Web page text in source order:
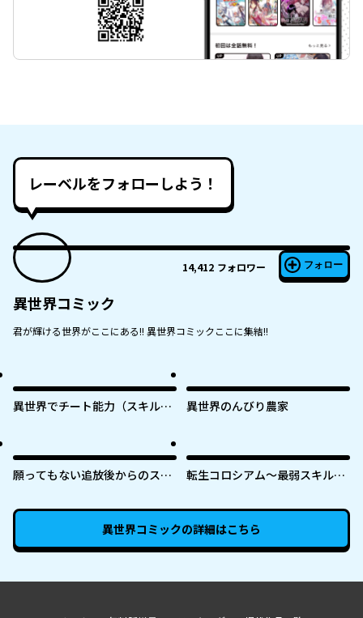
レーベルをフォローしよう！
14,412 フォロワー フォロー
異世界コミック
君が輝ける世界がここにある!! 異世界コミックここに集結!!
異世界でチート能力（スキル）
無双する ～レベルアップは人生
を変えた～
異世界のんびり農家
願ってもない追放後からのスロ
り行きで美少女ギャルの師匠に
なったらなぜかめちゃくちゃ懐
かれた〜
転生コロシアム～最弱スキルで
ーレム作ります～
異世界コミックの詳細はこちら